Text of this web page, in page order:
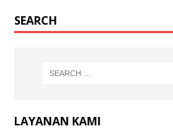
SEARCH
LAYANAN KAMI